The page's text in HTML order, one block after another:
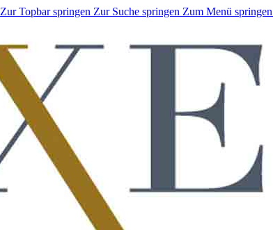
Zur Topbar springen Zur Suche springen Zum Menü springen